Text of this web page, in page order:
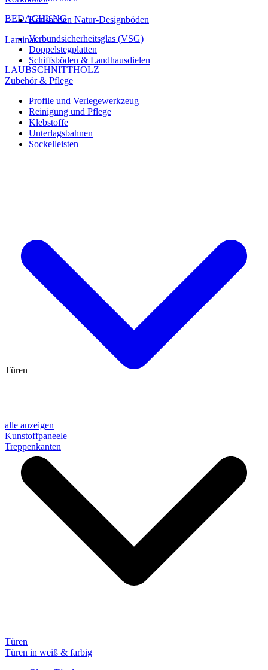
BEDACHUNG
Verbundsicherheitsglas (VSG)
Doppelstegplatten
LAUBSCHNITTHOLZ
Korkböden Natur-Designböden
Laminat
Schiffsböden & Landhausdielen
Zubehör & Pflege
Profile und Verlegewerkzeug
Reinigung und Pflege
Klebstoffe
Unterlagsbahnen
Sockelleisten
alle anzeigen
Kunstoffpaneele
Treppenkanten
Türen
Türen
Türen in weiß & farbig